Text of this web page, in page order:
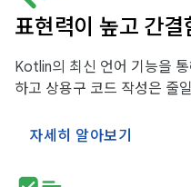
표현력이 높고 간결
Kotlin의 최신 언어 기능을
하고 상용구 코드 작성은 줄
자세히 알아보기